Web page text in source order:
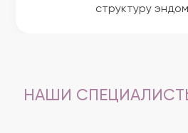
структуру
НАШИ